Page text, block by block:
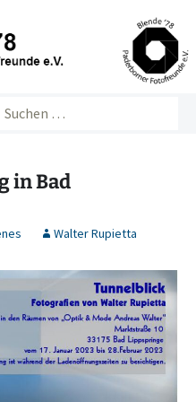
in Bad
Walter Rupietta